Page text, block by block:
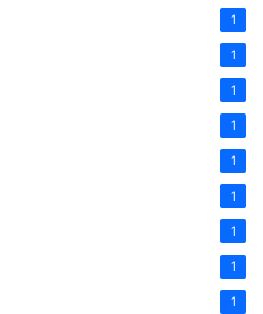
1
1
1
1
1
1
1
1
1